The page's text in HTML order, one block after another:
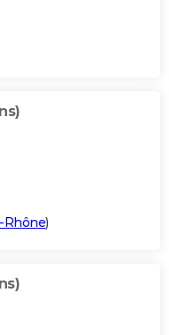
Rhône)